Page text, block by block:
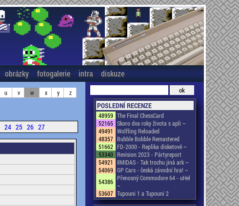
obrázky fotogalerie intra diskuze
u v w x y z
24 25 26 27
POSLEDNÍ RECENZE
48959 The Final ChessCard
52165 Skoro dva roky života s apli ~
49491
Wolfling Reloaded
48357 Bubble Bobble Remastered
51662 FD-2000 - Replika disketové ~
53340 Revision 2023 - Pártyreport
54921
8MIDAS - Tak trochu jiná ark ~
54069 GP Cars - česká závodní hra! ~
54386 Přenosný Commodore 64 - uHel
~
53607 Tupouni 1 a Tupouni 2